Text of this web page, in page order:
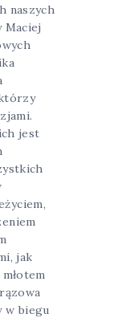
naszych
Maciej
jest
jak
w biegu